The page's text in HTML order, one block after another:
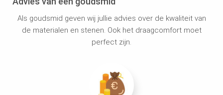
Als goudsmid geven wij jullie advies over de kwaliteit van
de materialen en stenen. Ook het draagcomfort moet
perfect zijn.